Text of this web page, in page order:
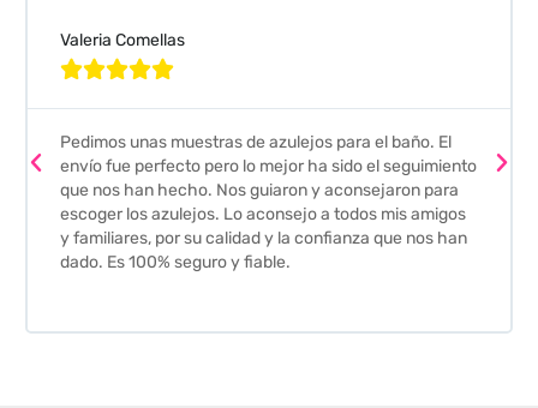
Valeria Comellas

Pedimos unas muestras de azulejos para el baño. El
envío fue perfecto pero lo mejor ha sido el seguimiento
que nos han hecho. Nos guiaron y aconsejaron para
escoger los azulejos. Lo aconsejo a todos mis amigos
y familiares, por su calidad y la confianza que nos han
dado. Es 100% seguro y fiable.